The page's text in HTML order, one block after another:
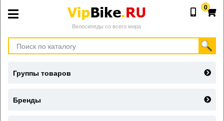
Велосипеды со всего мира
0
Группы товаров
Бренды